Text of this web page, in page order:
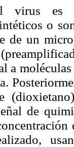
virus es
o
de un
a
de